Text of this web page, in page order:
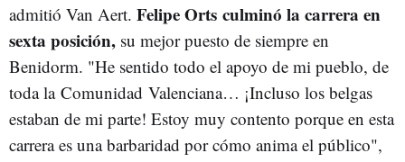
admitió Van Aert. Felipe Orts culminó la carrera en
sexta posición, su mejor puesto de siempre en
Benidorm. "He sentido todo el apoyo de mi pueblo, de
toda la Comunidad Valenciana… ¡Incluso los belgas
estaban de mi parte! Estoy muy contento porque en esta
carrera es una barbaridad por cómo anima el público",